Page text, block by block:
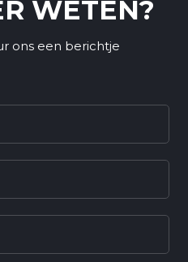
WETEN?
ons een berichtje